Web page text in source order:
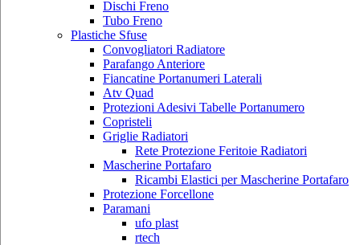
Dischi Freno
Tubo Freno
Plastiche Sfuse
Convogliatori Radiatore
Parafango Anteriore
Fiancatine Portanumeri Laterali
Atv Quad
Protezioni Adesivi Tabelle Portanumero
Copristeli
Griglie Radiatori
Rete Protezione Feritoie Radiatori
Mascherine Portafaro
Ricambi Elastici per Mascherine Portafaro
Protezione Forcellone
Paramani
ufo plast
rtech